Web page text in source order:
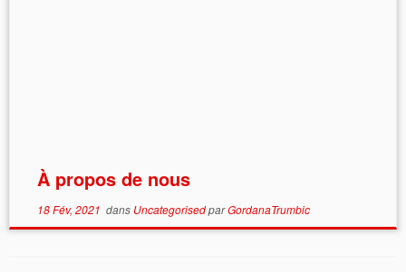
À propos de nous
18 Fév, 2021 dans UncategorisedparGordanaTrumbic